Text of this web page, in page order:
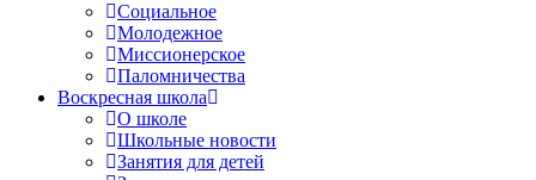
Социальное
Молодежное
Миссионерское
Паломничества
Воскресная школа
О школе
Школьные новости
Занятия для детей